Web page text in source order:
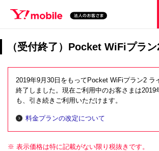
SEARCH
（受付終了）Pocket WiFiプラン
2019年9月30日をもってPocket WiFiプラン2 ラ
終了しました。現在ご利用中のお客さまは2019
も、引き続きご利用いただけます。
料金プランの改定について
※ 表示価格は特に記載がない限り税抜きです。